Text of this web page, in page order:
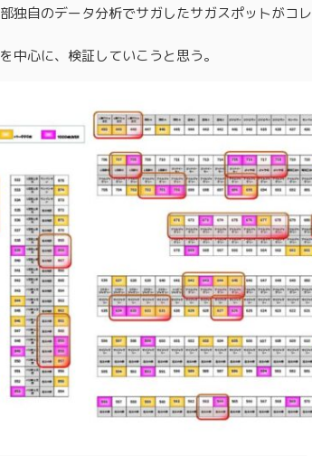
独自のデータ分析でサガしたサガスポットがコレ
中心に、検証していこうと思う。